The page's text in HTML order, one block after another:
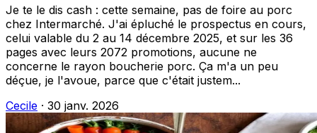
Je te le dis cash : cette semaine, pas de foire au porc
chez Intermarché. J'ai épluché le prospectus en cours,
celui valable du 2 au 14 décembre 2025, et sur les 36
pages avec leurs 2072 promotions, aucune ne
concerne le rayon boucherie porc. Ça m'a un peu
déçue, je l'avoue, parce que c'était justem...
Cecile · 30 janv. 2026